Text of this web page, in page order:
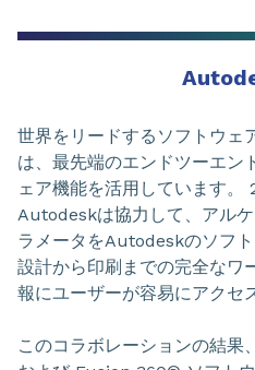
世界をリードするソフトウ
は、最先端のエンドツーエン
ェア機能を活用しています。
Autodeskは協力して、アル
ラメータをAutodeskのソフト
設計から印刷までの完全なワ
報にユーザーが容易にアクセ
このコラボレーションの結